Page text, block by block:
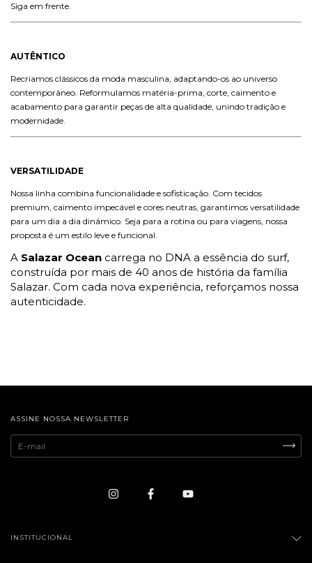
Siga em frente.
AUTÊNTICO
Recriamos clássicos da moda masculina, adaptando-os ao universo
contemporâneo. Reformulamos matéria-prima, corte, caimento e
acabamento para garantir peças de alta qualidade, unindo tradição e
modernidade.
VERSATILIDADE
Nossa linha combina funcionalidade e sofisticação. Com tecidos
premium, caimento impecável e cores neutras, garantimos versatilidade
para um dia a dia dinâmico. Seja para a rotina ou para viagens, nossa
proposta é um estilo leve e funcional.
A Salazar Ocean carrega no DNA a essência do surf,
construída por mais de 40 anos de história da família
Salazar. Com cada nova experiência, reforçamos nossa
autenticidade.
ASSINE NOSSA NEWSLETTER
INSTITUCIONAL